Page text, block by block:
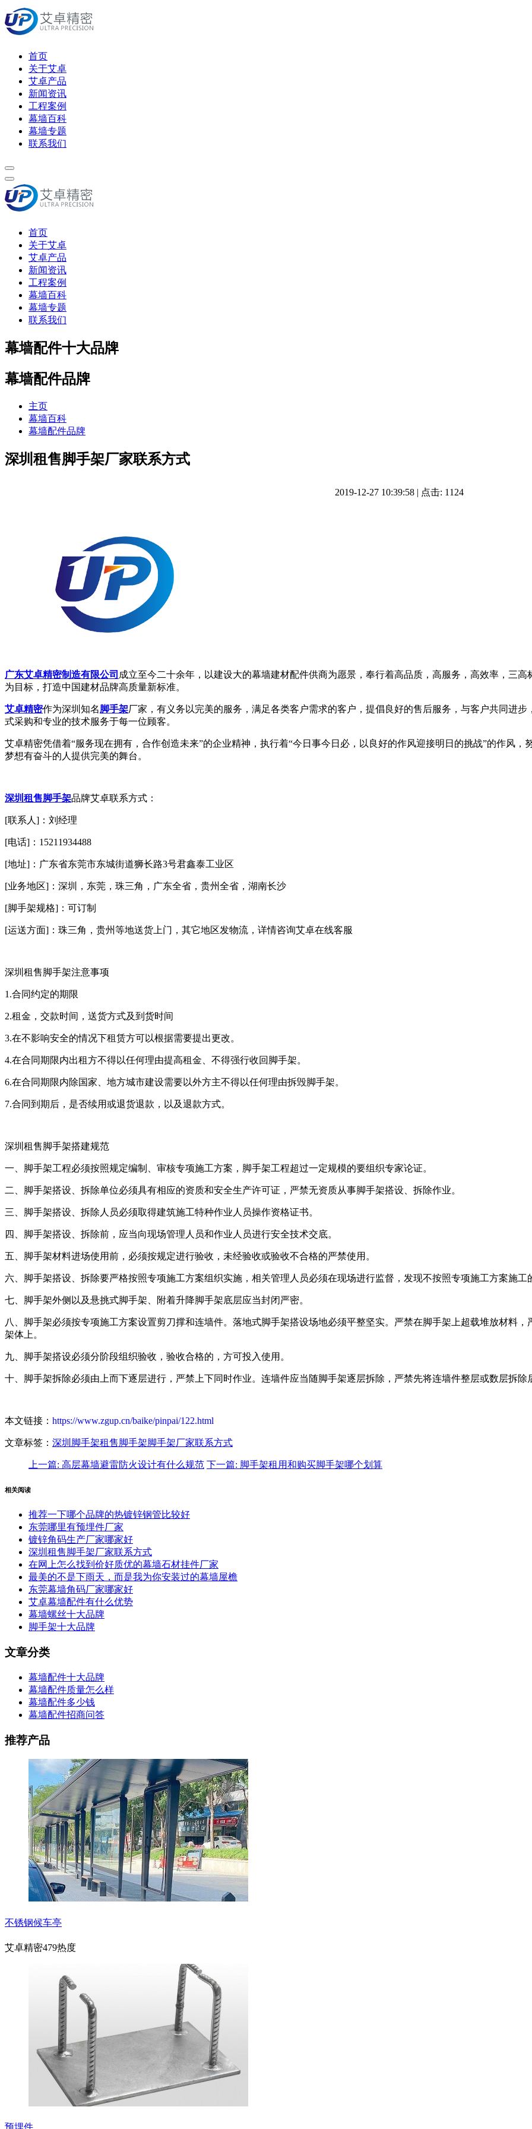
首页
关于艾卓
艾卓产品
新闻资讯
工程案例
幕墙百科
幕墙专题
联系我们
首页
关于艾卓
艾卓产品
新闻资讯
工程案例
幕墙百科
幕墙专题
联系我们
幕墙配件十大品牌
幕墙配件品牌
主页
幕墙百科
幕墙配件品牌
深圳租售脚手架厂家联系方式
2019-12-27 10:39:58 | 点击: 1124
广东艾卓精密制造有限公司 成立至今二十余年，以建设大的幕墙建材配件供商为愿景，奉行着高品质，高服务，高效率，三
为目标，打造中国建材品牌高质量新标准。
艾卓精密作为深圳知名脚手架厂家，有义务以完美的服务，满足各类客户需求的客户，提倡良好的售后服务，与客户共同进
式采购和专业的技术服务于每一位顾客。
艾卓精密凭借着“服务现在拥有，合作创造未来”的企业精神，执行着“今日事今日必，以良好的作风迎接明日的挑战”的作风
梦想有奋斗的人提供完美的舞台。
深圳租售脚手架品牌艾卓联系方式：
[联系人]：刘经理
[电话]：15211934488
[地址]：广东省东莞市东城街道狮长路3号君鑫泰工业区
[业务地区]：深圳，东莞，珠三角，广东全省，贵州全省，湖南长沙
[脚手架规格]：可订制
[运送方面]：珠三角，贵州等地送货上门，其它地区发物流，详情咨询艾卓在线客服
深圳租售脚手架注意事项
1.合同约定的期限
2.租金，交款时间，送货方式及到货时间
3.在不影响安全的情况下租赁方可以根据需要提出更改。
4.在合同期限内出租方不得以任何理由提高租金、不得强行收回脚手架。
6.在合同期限内除国家、地方城市建设需要以外方主不得以任何理由拆毁脚手架。
7.合同到期后，是否续用或退货退款，以及退款方式。
深圳租售脚手架搭建规范
一、脚手架工程必须按照规定编制、审核专项施工方案，脚手架工程超过一定规模的要组织专家论证。
二、脚手架搭设、拆除单位必须具有相应的资质和安全生产许可证，严禁无资质从事脚手架搭设、拆除作业。
三、脚手架搭设、拆除人员必须取得建筑施工特种作业人员操作资格证书。
四、脚手架搭设、拆除前，应当向现场管理人员和作业人员进行安全技术交底。
五、脚手架材料进场使用前，必须按规定进行验收，未经验收或验收不合格的严禁使用。
六、脚手架搭设、拆除要严格按照专项施工方案组织实施，相关管理人员必须在现场进行监督，发现不按照专项施工方案施工
七、脚手架外侧以及悬挑式脚手架、附着升降脚手架底层应当封闭严密。
八、脚手架必须按专项施工方案设置剪刀撑和连墙件。落地式脚手架搭设场地必须平整坚实。严禁在脚手架上超载堆放材料
架体上。
九、脚手架搭设必须分阶段组织验收，验收合格的，方可投入使用。
十、脚手架拆除必须由上而下逐层进行，严禁上下同时作业。连墙件应当随脚手架逐层拆除，严禁先将连墙件整层或数层拆除
本文链接： https://www.zgup.cn/baike/pinpai/122.html
文章标签： 深圳脚手架租售脚手架脚手架厂家联系方式
上一篇: 高层幕墙避雷防火设计有什么规范 下一篇: 脚手架租用和购买脚手架哪个划算
相关阅读
推荐一下哪个品牌的热镀锌钢管比较好
东莞哪里有预埋件厂家
镀锌角码生产厂家哪家好
深圳租售脚手架厂家联系方式
在网上怎么找到价好质优的幕墙石材挂件厂家
最美的不是下雨天，而是我为你安装过的幕墙屋檐
东莞幕墙角码厂家哪家好
艾卓幕墙配件有什么优势
幕墙螺丝十大品牌
脚手架十大品牌
文章分类
幕墙配件十大品牌
幕墙配件质量怎么样
幕墙配件多少钱
幕墙配件招商问答
推荐产品
不锈钢候车亭
艾卓精密479热度